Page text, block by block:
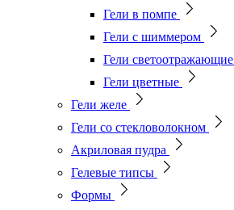
Гели в помпе
Гели с шиммером
Гели светоотражающие
Гели цветные
Гели желе
Гели со стекловолокном
Акриловая пудра
Гелевые типсы
Формы